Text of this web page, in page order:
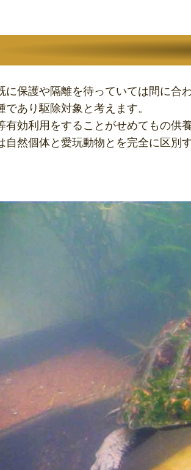
に保護や隔離を待っていては間に合
であり駆除対象と考えます。
有効利用をすることがせめてもの供
自然個体と愛玩動物とを完全に区別